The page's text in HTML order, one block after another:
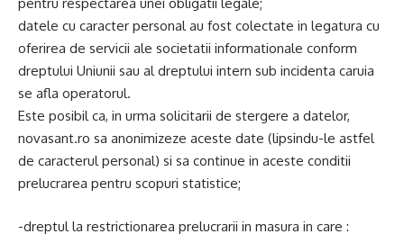
datele cu caracter personal au fost colectate in legatura cu
oferirea de servicii ale societatii informationale conform
dreptului Uniunii sau al dreptului intern sub incidenta caruia
se afla operatorul.
Este posibil ca, in urma solicitarii de stergere a datelor,
novasant.ro sa anonimizeze aceste date (lipsindu-le astfel
de caracterul personal) si sa continue in aceste conditii
prelucrarea pentru scopuri statistice;
-dreptul la restrictionarea prelucrarii in masura in care :